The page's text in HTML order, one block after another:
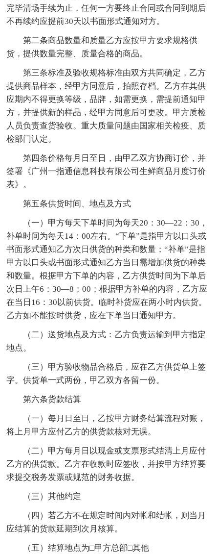
完毕清场手续为止，任何一方要终止合同或合同到期后
不再续约应提前30天以书面形式通知对方。
第二条商品数量和质量乙方应按甲方要求规格供
货，提供数量完整、质量合格的商品。
第三条标准及验收规格标准由双方共同确定，乙方
提供商品样本，经甲方同意后，拍照存档。乙方在其供
应期内不得更换等级，品牌，如需更换，需提前通知甲
方，并提供新的样品，经甲方同意后可更改。甲方质检
人员负责查货验收。重大质量问题由国家相关检疫、质
检部门认定。
第四条价格每月日至日，由甲乙双方协商订价，并
签署《广州一指通信息科技有限公司生鲜商品月度订价
表》。
第五条供货时间、地点及方式
（一）甲方每天下单时间为每天20：30—22：30，
补单时间为每天14：00左右。“下单”是指甲方以口头或
书面形式通知乙方次日供货的种类和数量；“补单”是指
甲方以口头或书面形式通知乙方当日需增加供货的种类
和数量。根据甲方下单的内容，乙方供货时间为下单后
次日上午6：30—8；00；根据甲方补单的内容，乙方应
在当日16：30以前供货。临时补货应在两小时内供货。
乙方如不能按时供货，应在下单当日通知甲方。
（二）送货地点及方式：乙方负责运输到甲方指定
地点。
（三）甲方验收物品合格后，应在乙方供货单上签
字。供货单一式两份，甲乙双方各留一份。
第六条货款结算
（一）每月日至日，乙按甲方财务结算流程对账，
将上月甲方应付乙方的供货款核对无误。
（二）甲方每月日以现金或支票形式结清上月应付
乙方的供货款。乙方在收款时应签收，并按甲方结算要
求提交税务发票或规范的财务收据。
（三）其他约定
（四）若乙方不在规定时间内对帐和结帐，则当月
应结算的货款延期到次月核算。
（五）结算地点为□甲方总部□其他